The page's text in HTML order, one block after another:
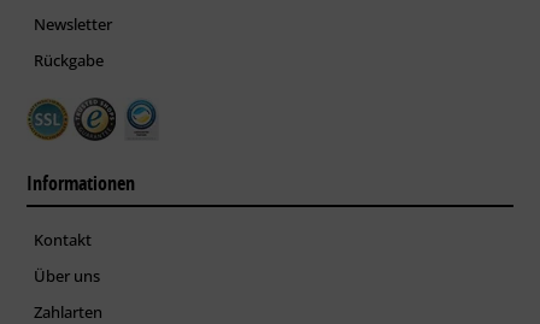
Newsletter
Rückgabe
Informationen
Kontakt
Über uns
Zahlarten